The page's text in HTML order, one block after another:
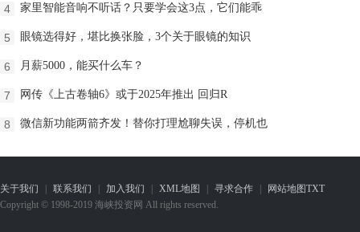
4 家里智能音响不听话？只要学会这3点，它们能乖
5 ​眼镜选得好，堪比换张脸，3个关于眼镜的知识
6 月薪5000，能买什么车？
7 网传《上古卷轴6》或于2025年推出 回归R
8 微信新功能两箭齐发！替你打理尬聊失误，停机也
关于我们 | 联系我们 | 加入我们 | XML地图 | 寻求合作 | 网站地图TXT
Copyright © 1998-2019 海峡投资网 All rights reserved.